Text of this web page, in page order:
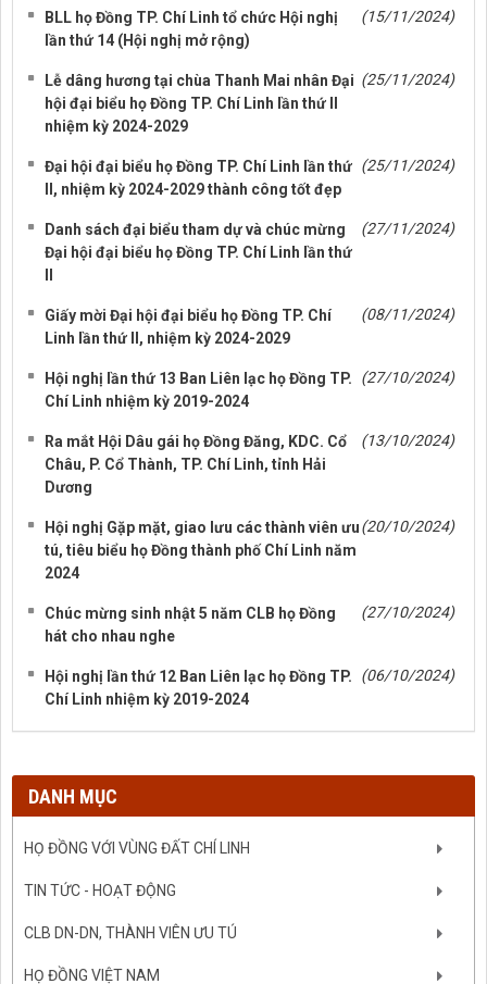
BLL họ Đồng TP. Chí Linh tổ chức Hội nghị
lần thứ 14 (Hội nghị mở rộng)
(15/11/2024)
Lễ dâng hương tại chùa Thanh Mai nhân Đại
hội đại biểu họ Đồng TP. Chí Linh lần thứ II
nhiệm kỳ 2024-2029
(25/11/2024)
Đại hội đại biểu họ Đồng TP. Chí Linh lần thứ
II, nhiệm kỳ 2024-2029 thành công tốt đẹp
(25/11/2024)
Danh sách đại biểu tham dự và chúc mừng
Đại hội đại biểu họ Đồng TP. Chí Linh lần thứ
(27/11/2024)
Giấy mời Đại hội đại biểu họ Đồng TP. Chí
Linh lần thứ II, nhiệm kỳ 2024-2029
(08/11/2024)
Hội nghị lần thứ 13 Ban Liên lạc họ Đồng TP.
Chí Linh nhiệm kỳ 2019-2024
(27/10/2024)
Ra mắt Hội Dâu gái họ Đồng Đăng, KDC. Cổ
Châu, P. Cổ Thành, TP. Chí Linh, tỉnh Hải
Dương
(13/10/2024)
Hội nghị Gặp mặt, giao lưu các thành viên ưu
tú, tiêu biểu họ Đồng thành phố Chí Linh năm
2024
(20/10/2024)
Chúc mừng sinh nhật 5 năm CLB họ Đồng
hát cho nhau nghe
(27/10/2024)
Hội nghị lần thứ 12 Ban Liên lạc họ Đồng TP.
Chí Linh nhiệm kỳ 2019-2024
(06/10/2024)
DANH MỤC
HỌ ĐỒNG VỚI VÙNG ĐẤT CHÍ LINH
TIN TỨC - HOẠT ĐỘNG
CLB DN-DN, THÀNH VIÊN ƯU TÚ
HỌ ĐỒNG VIỆT NAM